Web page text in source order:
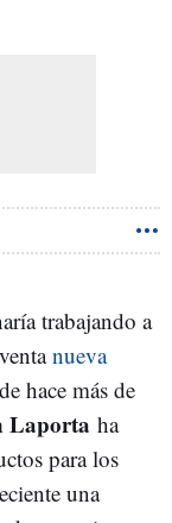
trabajando a
nueva
hace más de
Laporta ha
para los
una